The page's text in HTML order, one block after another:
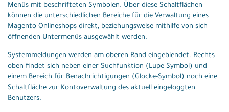
Menüs mit beschrifteten Symbolen. Über diese Schaltflächen
können die unterschiedlichen Bereiche für die Verwaltung eines
Magento Onlineshops direkt, beziehungsweise mithilfe von sich
öffnenden Untermenüs ausgewählt werden.
Systemmeldungen werden am oberen Rand eingeblendet. Rechts
oben findet sich neben einer Suchfunktion (Lupe-Symbol) und
einem Bereich für Benachrichtigungen (Glocke-Symbol) noch eine
Schaltfläche zur Kontoverwaltung des aktuell eingeloggten
Benutzers.